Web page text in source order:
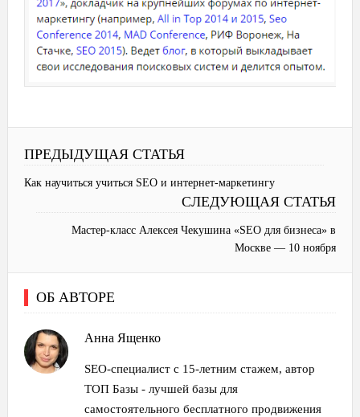
ПРЕДЫДУЩАЯ СТАТЬЯ
Как научиться учиться SEO и интернет-маркетингу
СЛЕДУЮЩАЯ СТАТЬЯ
Мастер-класс Алексея Чекушина «SEO для бизнеса» в
Москве — 10 ноября
ОБ АВТОРЕ
Анна Ященко
SEO-специалист с 15-летним стажем, автор
ТОП Базы - лучшей базы для
самостоятельного бесплатного продвижения